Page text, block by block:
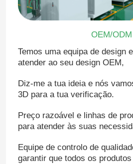
Máquina de moldagem por
OEM/ODM
Temos uma equipa de design
atender ao seu design OEM,
Diz-me a tua ideia e nós
3D para a tua verificação.
Preço razoável e linhas de
para atender às suas
Equipe de controlo de
garantir que todos os